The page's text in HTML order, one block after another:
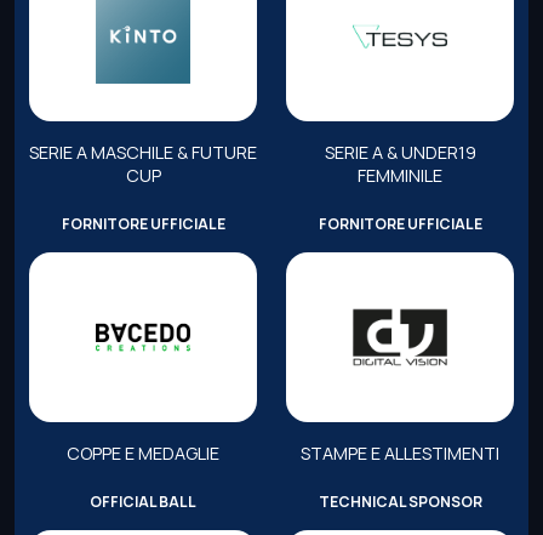
SERIE A MASCHILE & FUTURE
CUP
SERIE A & UNDER19
FEMMINILE
FORNITORE UFFICIALE
COPPE E MEDAGLIE
FORNITORE UFFICIALE
STAMPE E ALLESTIMENTI
OFFICIAL BALL TECHNICAL SPONSOR